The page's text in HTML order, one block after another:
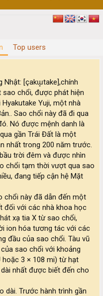
Top users
Nhật: [çakɯ̥take],chính
chổi, được phát hiện
Yuji, một nhà
Sao chổi này đã đi qua
Nó được mệnh danh là
gần Trái Đất là một
nhất trong 200 năm trước.
trời đêm và được nhìn
chổi tạm thời vượt qua sao
đang tiếp cận hệ Mặt
chổi này đã dẫn đến một
đối với các nhà khoa học
xạ tia X từ sao chổi,
ion hóa tương tác với các
đầu của sao chổi. Tàu vũ
sao chổi với khoảng
hoặc 3 × 108 mi) từ hạt
nhất được biết đến cho
dài. Trước hành trình gần